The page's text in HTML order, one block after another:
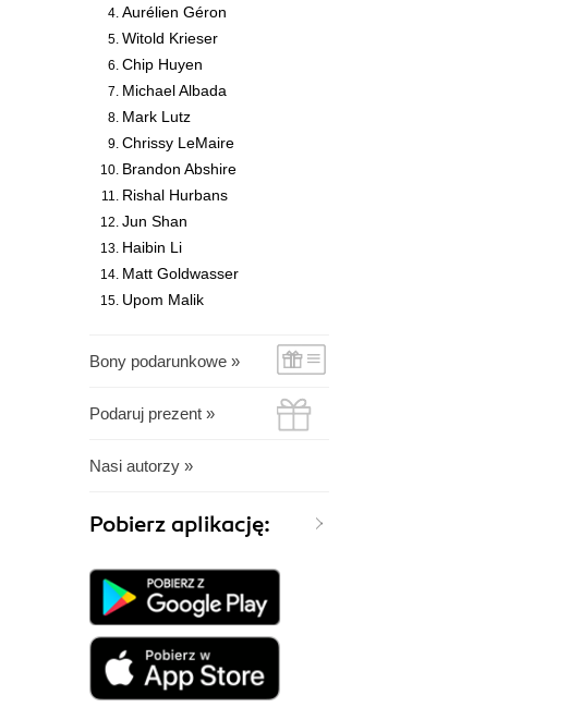
Aurélien Géron
Witold Krieser
Chip Huyen
Michael Albada
Mark Lutz
Chrissy LeMaire
Brandon Abshire
Rishal Hurbans
Jun Shan
Haibin Li
Matt Goldwasser
Upom Malik
Bony podarunkowe »
Podaruj prezent »
Nasi autorzy »
Pobierz aplikację: